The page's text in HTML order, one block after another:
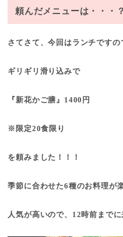
頼んだメニューは・・・？
さてさて、今回はランチですの
ギリギリ滑り込みで
『新花かご膳』1400円
※限定20食限り
を頼みました！！！
季節に合わせた6種のお料理が
人気が高いので、12時前まで